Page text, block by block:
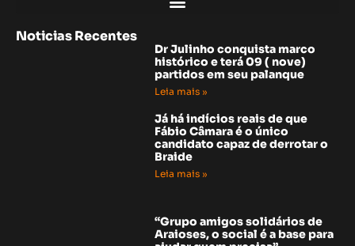
Noticias Recentes
Dr Julinho conquista marco
histórico e terá 09 ( nove)
partidos em seu palanque
Leia mais »
Já há indícios reais de que
Fábio Câmara é o único
candidato capaz de derrotar o
Braide
Leia mais »
“Grupo amigos solidários de
Araioses, o social é a base para